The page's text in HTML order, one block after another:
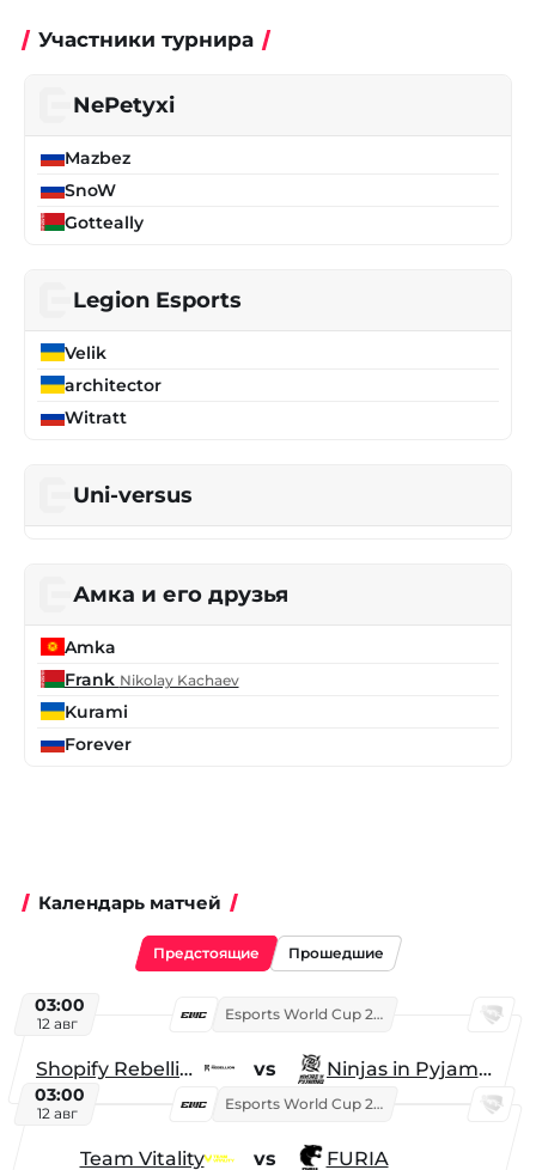
Участники турнира
NePetyxi
Mazbez
SnoW
Gotteally
Legion Esports
Velik
architector
Witratt
Uni-versus
Амка и его друзья
Amka
Frank Nikolay Kachaev
Kurami
Forever
Календарь матчей
Предстоящие Прошедшие
03:00
12 авг
Esports World Cup 2026
Shopify Rebellion vs Ninjas in Pyjamas
03:00
12 авг
Esports World Cup 2026
Team Vitality vs FURIA